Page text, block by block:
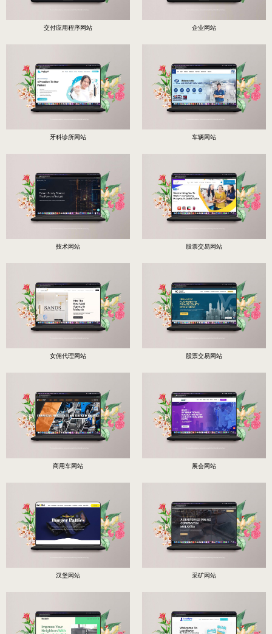
交付应用程序网站
牙科诊所网站
技术网站
女佣代理网站
商用车网站
汉堡网站
企业网站
车辆网站
股票交易网站
股票交易网站
展会网站
采矿网站